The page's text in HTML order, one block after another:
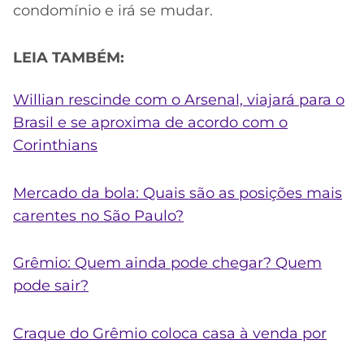
condomínio e irá se mudar.
LEIA TAMBÉM:
Willian rescinde com o Arsenal, viajará para o
Brasil e se aproxima de acordo com o
Corinthians
Mercado da bola: Quais são as posições mais
carentes no São Paulo?
Grêmio: Quem ainda pode chegar? Quem
pode sair?
Craque do Grêmio coloca casa à venda por